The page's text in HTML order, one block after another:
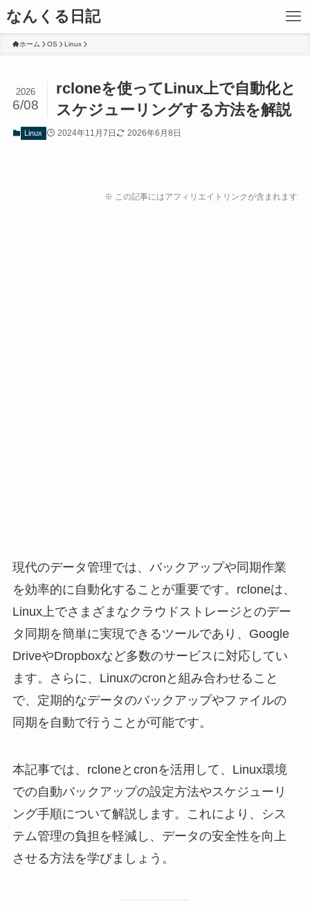
なんくる日記
ホーム OS Linux
rcloneを使ってLinux上で自動化と
スケジューリングする方法を解説
2026
6/08
Linux 2024年11月7日 2026年6月8日
※ この記事にはアフィリエイトリンクが含まれます
現代のデータ管理では、バックアップや同期作業
を効率的に自動化することが重要です。rcloneは、
Linux上でさまざまなクラウドストレージとのデー
タ同期を簡単に実現できるツールであり、Google
DriveやDropboxなど多数のサービスに対応してい
ます。さらに、Linuxのcronと組み合わせること
で、定期的なデータのバックアップやファイルの
同期を自動で行うことが可能です。
本記事では、rcloneとcronを活用して、Linux環境
での自動バックアップの設定方法やスケジューリ
ング手順について解説します。これにより、シス
テム管理の負担を軽減し、データの安全性を向上
させる方法を学びましょう。